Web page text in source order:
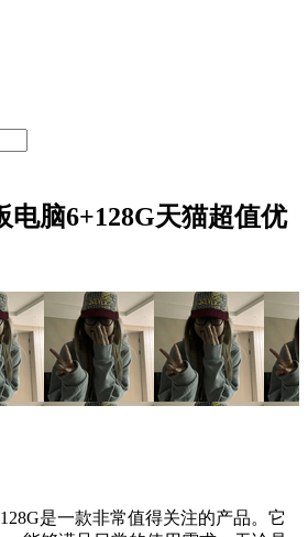
电脑6+128G天猫超值优
是一款非常值得关注的产品。它